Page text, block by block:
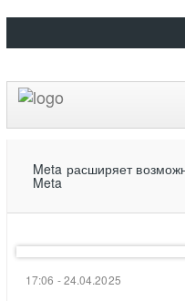
Meta расширяет
Meta
17:06 - 24.04.2025